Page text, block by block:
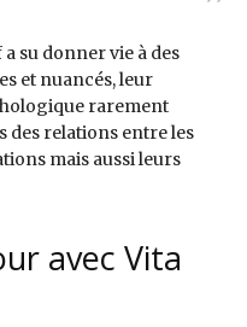
su donner vie à des
et nuancés, leur
rarement
des relations entre les
mais aussi leurs
avec Vita